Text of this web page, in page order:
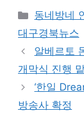
동네방네
대구경북뉴스
알베르토
개막식 진행
‘한일
방송사 확정